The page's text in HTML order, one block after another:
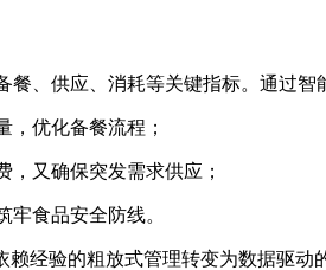
、供应、消耗等关键指标。通过智
，优化备餐流程；
又确保突发需求供应；
食品安全防线。
经验的粗放式管理转变为数据驱动